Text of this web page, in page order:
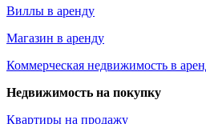
Виллы в аренду
Магазин в аренду
Коммерческая недвижимость в
Недвижимость на покупку
Квартиры на продажу